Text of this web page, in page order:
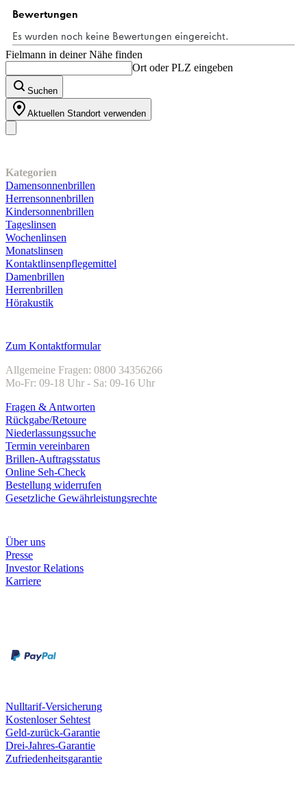
Fielmann in deiner Nähe finden
Ort oder PLZ eingeben
Suchen
Aktuellen Standort verwenden
Kategorien
Damensonnenbrillen
Herrensonnenbrillen
Kindersonnenbrillen
Tageslinsen
Wochenlinsen
Monatslinsen
Kontaktlinsenpflegemittel
Damenbrillen
Herrenbrillen
Hörakustik
Zum Kontaktformular
Allgemeine Fragen: 0800 34356266
Mo-Fr: 09-18 Uhr - Sa: 09-16 Uhr
Fragen & Antworten
Rückgabe/Retoure
Niederlassungssuche
Termin vereinbaren
Brillen-Auftragsstatus
Online Seh-Check
Bestellung widerrufen
Gesetzliche Gewährleistungsrechte
Über uns
Presse
Investor Relations
Karriere
Nulltarif-Versicherung
Kostenloser Sehtest
Geld-zurück-Garantie
Drei-Jahres-Garantie
Zufriedenheitsgarantie